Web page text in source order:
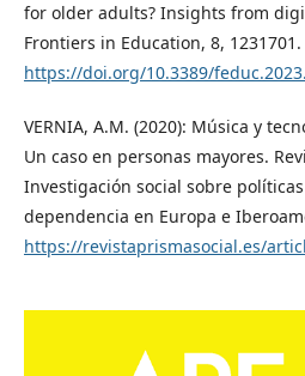
for older adults? Insights from
Frontiers in Education, 8, 1231701.
https://doi.org/10.3389/
VERNIA, A.M. (2020): Música y
Un caso en personas mayores.
Investigación social sobre
dependencia en Europa e
https://revistaprismasocial.es/